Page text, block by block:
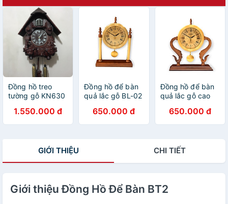
Đồng hồ treo
tường gỗ KN630
1.550.000 đ
Đồng hồ để bàn
quả lắc gỗ BL-02
650.000 đ
Đồng hồ để bàn
quả lắc gỗ cao
650.000 đ
GIỚI THIỆU CHI TIẾT
Giới thiệu Đồng Hồ Để Bàn BT2